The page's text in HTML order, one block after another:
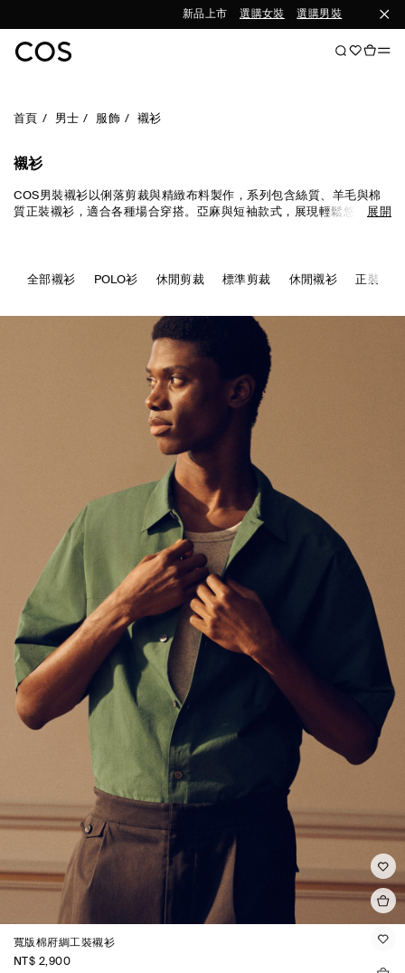
選購女裝 選購男裝
首頁 男士 服飾 襯衫
襯衫
COS男裝襯衫以俐落剪裁與精緻布料製作，系列包含絲質、羊毛與棉
質正裝襯衫，適合各種場合穿搭。亞麻與短袖款式，展現輕鬆悠閒風展開
全部襯衫 POLO衫 休閒剪裁 標準剪裁 休閒襯衫 正裝襯衫
寬版棉府綢工裝襯衫
NT$ 2,900